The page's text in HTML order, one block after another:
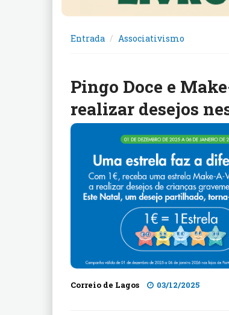
Entrada Associativismo
Pingo Doce e
realizar desejos
Correio de Lagos 03/12/2025